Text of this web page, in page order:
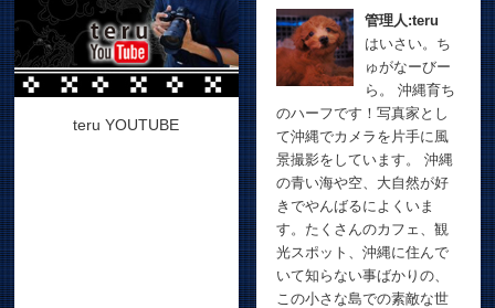
teru YOUTUBE
管理人:teru
はいさい。ち
ゅがなーびー
ら。 沖縄育ち
のハーフです！写真家とし
て沖縄でカメラを片手に風
景撮影をしています。 沖縄
の青い海や空、大自然が好
きでやんばるによくいま
す。たくさんのカフェ、観
光スポット、沖縄に住んで
いて知らない事ばかりの、
この小さな島での素敵な世